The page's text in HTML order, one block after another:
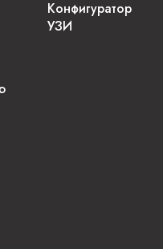
Конфигуратор
УЗИ